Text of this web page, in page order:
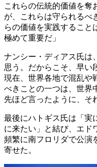
これらの伝統的価値を奪
が、これらは守られるべ
らの価値を実践すること
極めて重要だ」
ナンシー・ディアス氏は
思う。だからこそ、早い
現在、世界各地で混乱や
べきことの一つは、世界
先ほど言ったように、そ
最後にハトギス氏は「実
に来たい」と結び、エド
頻繁に南フロリダで公演
寄せた。